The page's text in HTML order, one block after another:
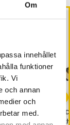
Om
innehållet
funktioner
Vi
och annan
och
med.
-25%
till
LCD &